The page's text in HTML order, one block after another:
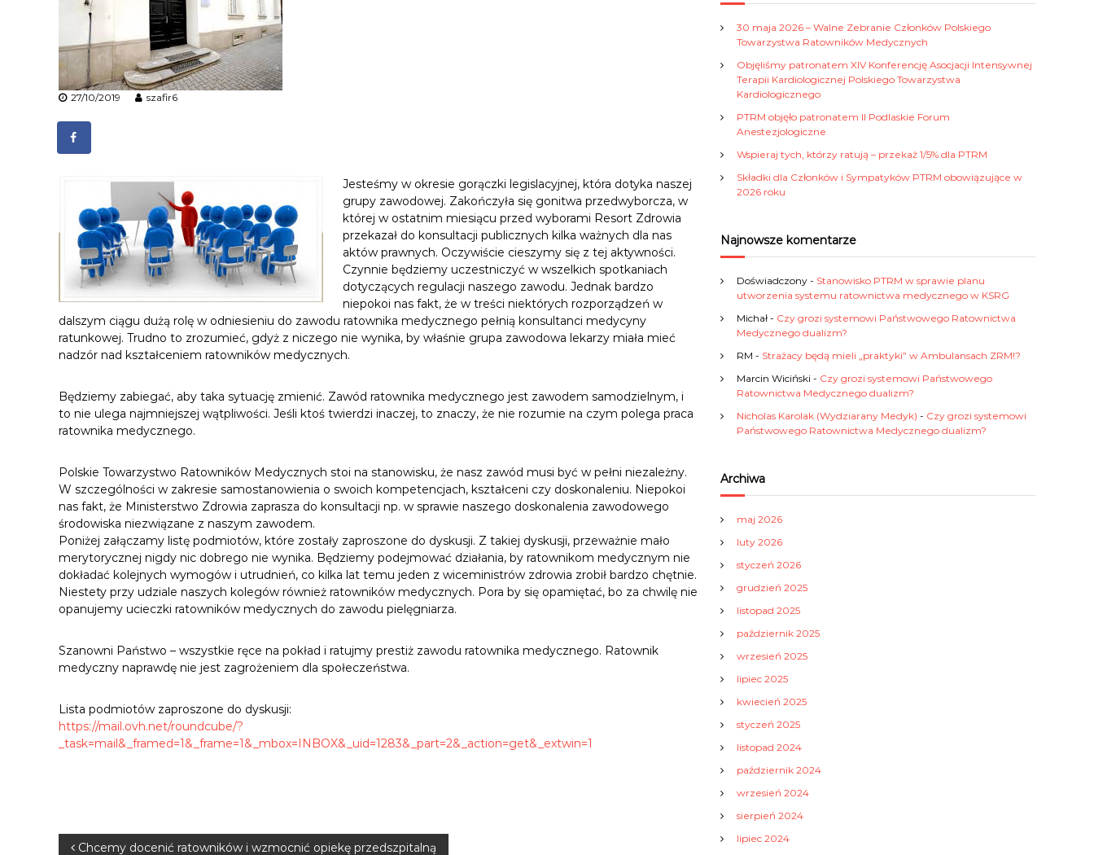
w
i
k
w
M
h
27/10/2019 szafir6
Jesteśmy w okresie gorączki legislacyjnej, która dotyka naszej
grupy zawodowej. Zakończyła się gonitwa przedwyborcza, w
której w ostatnim miesiącu przed wyborami Resort Zdrowia
przekazał do konsultacji publicznych kilka ważnych dla nas
aktów prawnych. Oczywiście cieszymy się z tej aktywności.
Czynnie będziemy uczestniczyć w wszelkich spotkaniach
dotyczących regulacji naszego zawodu. Jednak bardzo
niepokoi nas fakt, że w treści niektórych rozporządzeń w
dalszym ciągu dużą rolę w odniesieniu do zawodu ratownika medycznego pełnią konsultanci medycyny
ratunkowej. Trudno to zrozumieć, gdyż z niczego nie wynika, by właśnie grupa zawodowa lekarzy miała mieć
nadzór nad kształceniem ratowników medycznych.
Będziemy zabiegać, aby taka sytuację zmienić. Zawód ratownika medycznego jest zawodem samodzielnym, i
to nie ulega najmniejszej wątpliwości. Jeśli ktoś twierdzi inaczej, to znaczy, że nie rozumie na czym polega praca
ratownika medycznego.
Polskie Towarzystwo Ratowników Medycznych stoi na stanowisku, że nasz zawód musi być w pełni niezależny.
W szczególności w zakresie samostanowienia o swoich kompetencjach, kształceni czy doskonaleniu. Niepokoi
nas fakt, że Ministerstwo Zdrowia zaprasza do konsultacji np. w sprawie naszego doskonalenia zawodowego
środowiska niezwiązane z naszym zawodem.
Poniżej załączamy listę podmiotów, które zostały zaproszone do dyskusji. Z takiej dyskusji, przeważnie mało
merytorycznej nigdy nic dobrego nie wynika. Będziemy podejmować działania, by ratownikom medycznym nie
dokładać kolejnych wymogów i utrudnień, co kilka lat temu jeden z wiceministrów zdrowia zrobił bardzo chętnie.
Niestety przy udziale naszych kolegów również ratowników medycznych. Pora by się opamiętać, bo za chwilę nie
opanujemy ucieczki ratowników medycznych do zawodu pielęgniarza.
Szanowni Państwo – wszystkie ręce na pokład i ratujmy prestiż zawodu ratownika medycznego. Ratownik
medyczny naprawdę nie jest zagrożeniem dla społeczeństwa.
Lista podmiotów zaproszone do dyskusji:
https://mail.ovh.net/roundcube/?
_task=mail&_framed=1&_frame=1&_mbox=INBOX&_uid=1283&_part=2&_action=get&_extwin=1
Chcemy docenić ratowników i wzmocnić opiekę przedszpitalną
f
r
30 maja 2026 – Walne Zebranie Członków Polskiego
Towarzystwa Ratowników Medycznych
Objęliśmy patronatem XIV Konferencję Asocjacji Intensywnej
Terapii Kardiologicznej Polskiego Towarzystwa
Kardiologicznego
PTRM objęło patronatem II Podlaskie Forum
Anestezjologiczne
Wspieraj tych, którzy ratują – przekaż 1/5% dla PTRM
Składki dla Członków i Sympatyków PTRM obowiązujące w
2026 roku
Najnowsze komentarze
Doświadczony - Stanowisko PTRM w sprawie planu
utworzenia systemu ratownictwa medycznego w KSRG
Michał - Czy grozi systemowi Państwowego Ratownictwa
Medycznego dualizm?
RM - Strażacy będą mieli „praktyki” w Ambulansach ZRM!?
Marcin Wiciński - Czy grozi systemowi Państwowego
Ratownictwa Medycznego dualizm?
Nicholas Karolak (Wydziarany Medyk) - Czy grozi systemowi
Państwowego Ratownictwa Medycznego dualizm?
Archiwa
maj 2026
luty 2026
styczeń 2026
grudzień 2025
listopad 2025
październik 2025
wrzesień 2025
lipiec 2025
kwiecień 2025
styczeń 2025
listopad 2024
październik 2024
wrzesień 2024
sierpień 2024
lipiec 2024